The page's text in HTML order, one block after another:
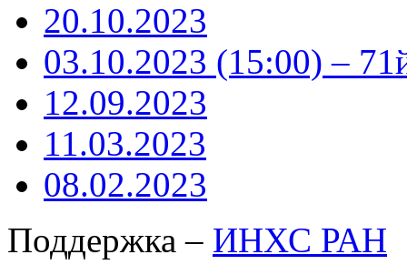
20.10.2023
03.10.2023 (15:00) –
12.09.2023
11.03.2023
08.02.2023
Поддержка – ИНХС РАН